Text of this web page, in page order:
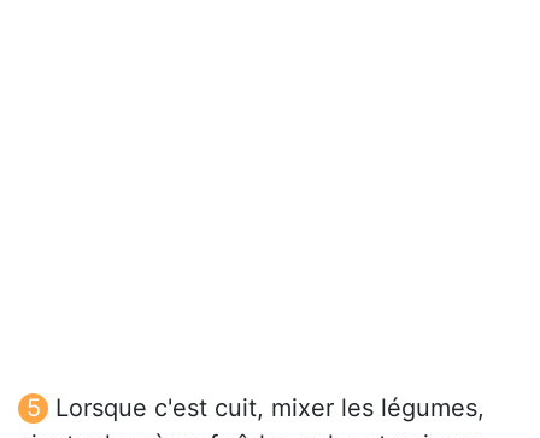
Lorsque c'est cuit, mixer les légumes,